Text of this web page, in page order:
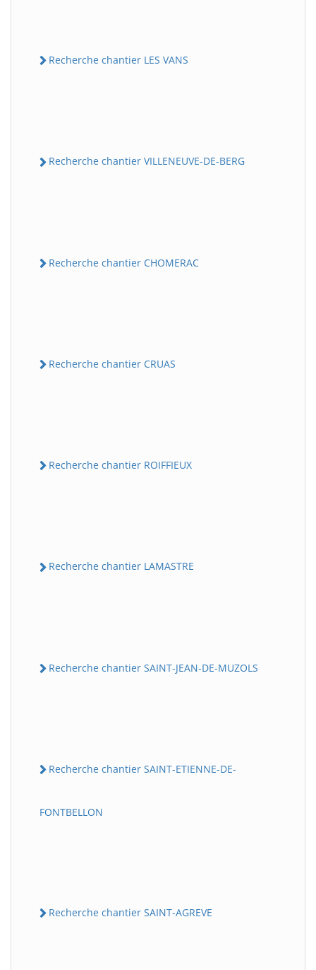
Recherche chantier LES VANS
Recherche chantier VILLENEUVE-DE-BERG
Recherche chantier CHOMERAC
Recherche chantier CRUAS
Recherche chantier ROIFFIEUX
Recherche chantier LAMASTRE
Recherche chantier SAINT-JEAN-DE-MUZOLS
Recherche chantier SAINT-ETIENNE-DE-
FONTBELLON
Recherche chantier SAINT-AGREVE